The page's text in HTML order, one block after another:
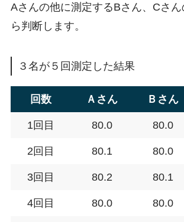
Aさんの他に測定するBさん、Cさ
ら判断します。
３名が５回測定した結果
回数 Ａさん Ｂさん
1回目 80.0 80.0
2回目 80.1 80.0
3回目 80.2 80.1
4回目 80.0 80.0